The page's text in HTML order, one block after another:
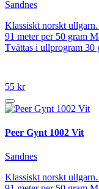
Sandnes
Klassiskt norskt
91 meter per 50 gram
Tvättas i ullprogram 30
55 kr
Peer Gynt 1002 Vit
Sandnes
Klassiskt norskt